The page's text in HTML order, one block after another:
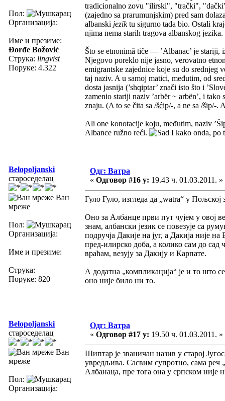
Пол:
Организација:
Име и презиме:
Đorđe Božović
Струка: lingvist
Поруке: 4.322
tradicionalno zovu "ilirski", "trački",
(zajedno sa prarumunjskim) pred sam
albanski jeziktu sigurno tada bio. Ostali
njima nema starih tragova albanskog jezika.
Što se etnonimâ tiče — ’Albanac’ je stariji,
Njegovo poreklo nije jasno, verovatno
emigrantske zajednice koje su do srednjeg
taj naziv. A u samoj matici, međutim, od
dosta jasnija (’shqiptar’ znači isto što i
zamenio stariji naziv ’arbër ~ arbën’, i
znaju. (A to se čita sa /šćip/-, a ne sa /šip/-.
Ali one konotacije koju, međutim, naziv
Albance ružno reći.
I kako onda, po
Belopoljanski
староседелац
Ван
мреже
Пол:
Организација:
Име и презиме:
Струка:
Поруке: 820
Одг: Ватра
« Одговор #16 у: 19.43 ч. 01.03.2011. »
Гуло Гуло, изгледа да „watra“ у
Оно за Албанце први пут чујем у овој
знам, албански језик се повезује са
подручја Дакије на југ, а Дакија није
пред-илирско доба, а колико сам до сад
враћам, везују за Дакију и Карпате.
А додатна „компликација“ је и то што
оно није било ни то.
Belopoljanski
староседелац
Ван
мреже
Пол:
Организација:
Одг: Ватра
« Одговор #17 у: 19.50 ч. 01.03.2011. »
Шиптар је званичан назив у старој
увредљива. Сасвим супротно, сама реч
Албанаца, пре тога она у српском није